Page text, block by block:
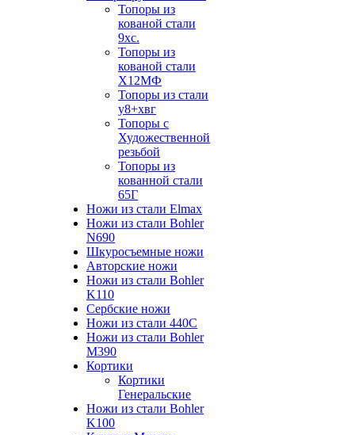
Топоры из
кованой стали
9хс.
Топоры из
кованой стали
Х12МФ
Топоры из стали
у8+хвг
Топоры с
Художественной
резьбой
Топоры из
кованной стали
65Г
Ножи из стали Elmax
Ножи из стали Bohler
N690
Шкуросъемные ножи
Авторские ножи
Ножи из стали Bohler
K110
Сербские ножи
Ножи из стали 440С
Ножи из стали Bohler
M390
Кортики
Кортики
Генеральские
Ножи из стали Bohler
K100